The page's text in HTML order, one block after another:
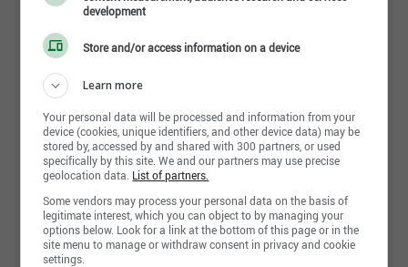
2 août 2026
Technicien en génie mécanique
Fjordtech Industrie Inc.
2 août 2026
Soudeur(se)
Fjordtech Industrie Inc.
Saguenay, QC
development
Store and/or access information on a device
Learn more
Your personal data will be processed and information from your
device (cookies, unique identifiers, and other device data) may be
stored by, accessed by and shared with 300 partners, or used
specifically by this site. We and our partners may use precise
geolocation data. List of partners.
Some vendors may process your personal data on the basis of
legitimate interest, which you can object to by managing your
options below. Look for a link at the bottom of this page or in the
site menu to manage or withdraw consent in privacy and cookie
settings.